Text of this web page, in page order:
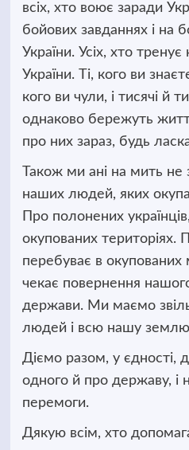
всіх, хто воює заради
бойових завданнях і на
України. Усіх, хто
України. Ті, кого ви
кого ви чули, і тисячі й
однаково бережуть
про них зараз, будь
Також ми ані на мить не
наших людей, яких
Про полонених
окупованих територіях.
перебуває в окупованих
чекає повернення
держави. Ми маємо
людей і всю нашу землю
Діємо разом, у єдності,
одного й про державу, і
перемоги.
Дякую всім, хто